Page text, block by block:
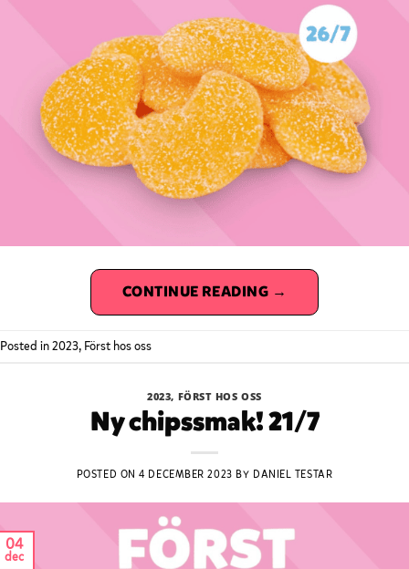
CONTINUE READING →
Posted in2023, Först hos oss
2023, FÖRST HOS OSS
Ny chipssmak! 21/7
POSTED ON4 DECEMBER 2023 BY DANIEL TESTAR
04
dec